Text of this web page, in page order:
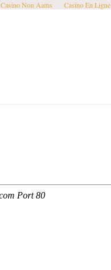
Casino Non Aams Casino En Ligne